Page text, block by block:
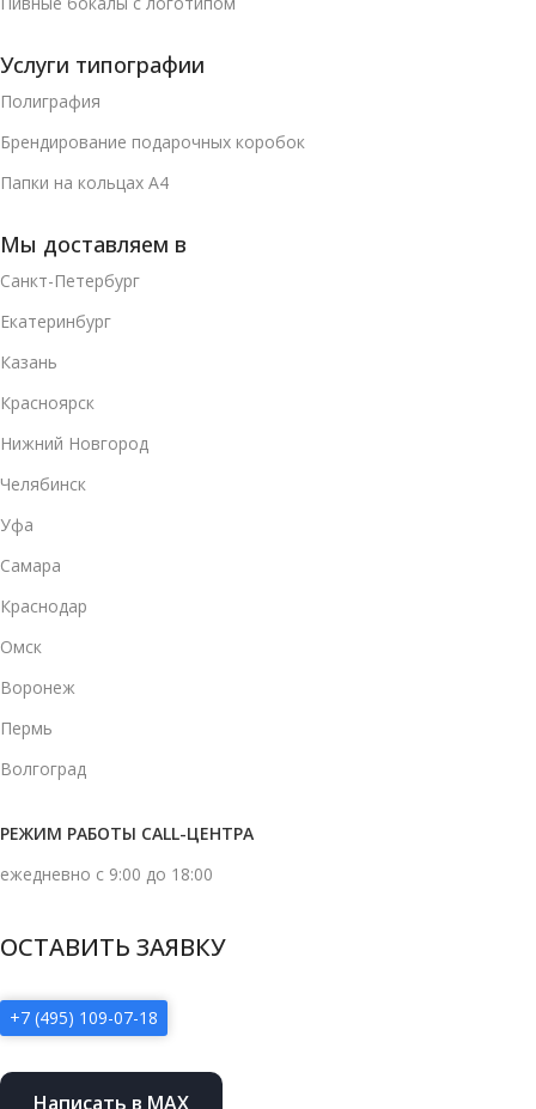
Услуги типографии
Полиграфия
Брендирование подарочных коробок
Папки на кольцах А4
Мы доставляем в
Санкт-Петербург
Екатеринбург
Казань
Красноярск
Нижний Новгород
Челябинск
Уфа
Самара
Краснодар
Омск
Воронеж
Пермь
Волгоград
РЕЖИМ РАБОТЫ CALL-ЦЕНТРА
ежедневно с 9:00 до 18:00
ОСТАВИТЬ ЗАЯВКУ
+7 (495) 109-07-18
Написать в MAX